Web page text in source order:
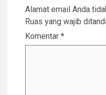
Alamat email Anda
Ruas yang wajib
Komentar *